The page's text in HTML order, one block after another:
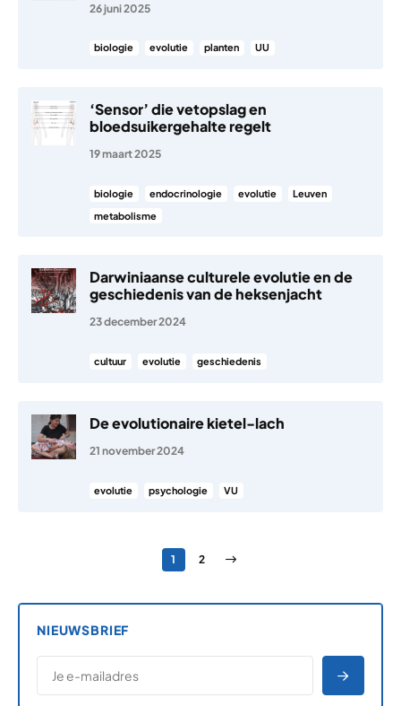
26 juni 2025
biologie evolutie planten UU
‘Sensor’ die vetopslag en
bloedsuikergehalte regelt
19 maart 2025
biologie endocrinologie evolutie
Leuven
metabolisme
Darwiniaanse culturele evolutie en de
geschiedenis van de heksenjacht
23 december 2024
cultuur evolutie geschiedenis
De evolutionaire kietel-lach
21 november 2024
evolutie psychologie VU
Berichten paginering
Pagina
1 Pagina
2 Volgende pagina
NIEUWSBRIEF
E-MAILADRES
*